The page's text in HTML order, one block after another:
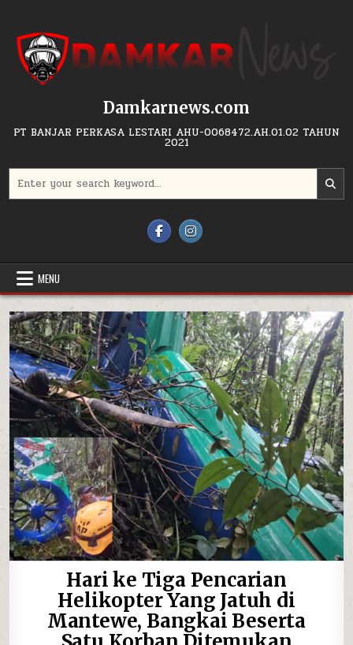
Damkarnews.com
PT BANJAR PERKASA LESTARI AHU-0068472.AH.01.02 TAHUN
2021
MENU
Hari ke Tiga Pencarian
Helikopter Yang Jatuh di
Mantewe, Bangkai Beserta